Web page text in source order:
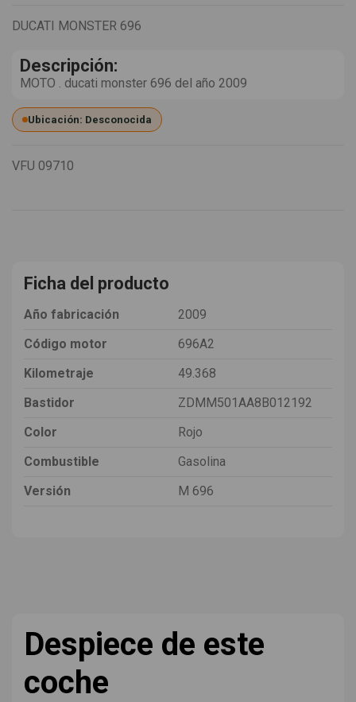
DUCATI MONSTER 696
Descripción:
MOTO . ducati monster 696 del año 2009
Ubicación: Desconocida
VFU 09710
Ficha del producto
Año fabricación
2009
Código motor
696A2
Kilometraje
49.368
Bastidor
ZDMM501AA8B012192
Color
Rojo
Combustible
Gasolina
Versión
M 696
Despiece de este
coche